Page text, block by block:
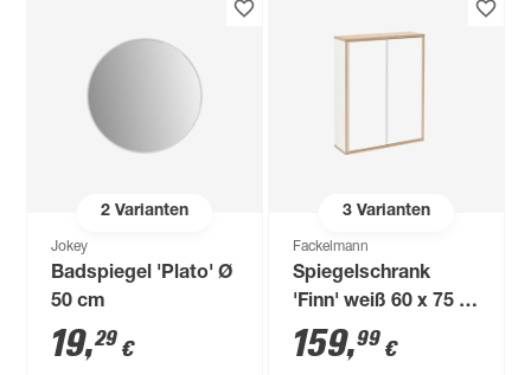
2Varianten
Jokey
Badspiegel 'Plato' Ø
50 cm
19,29 €
3Varianten
Fackelmann
Spiegelschrank
'Finn' weiß 60 x 75 x
20,5 cm
159,99 €